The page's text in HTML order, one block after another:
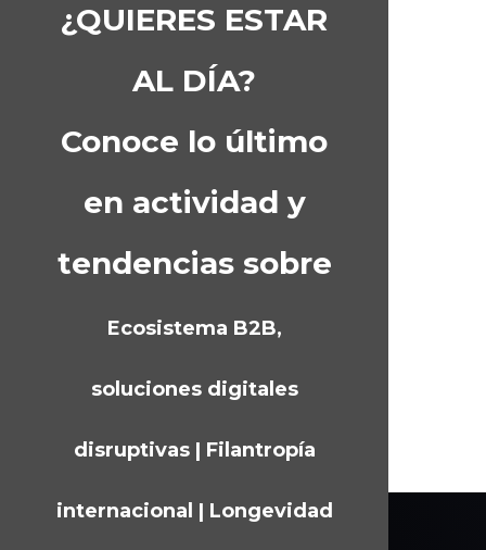
¿QUIERES ESTAR
AL DÍA?
Conoce lo último
en actividad y
tendencias sobre
Ecosistema B2B,
soluciones digitales
disruptivas | Filantropía
internacional | Longevidad